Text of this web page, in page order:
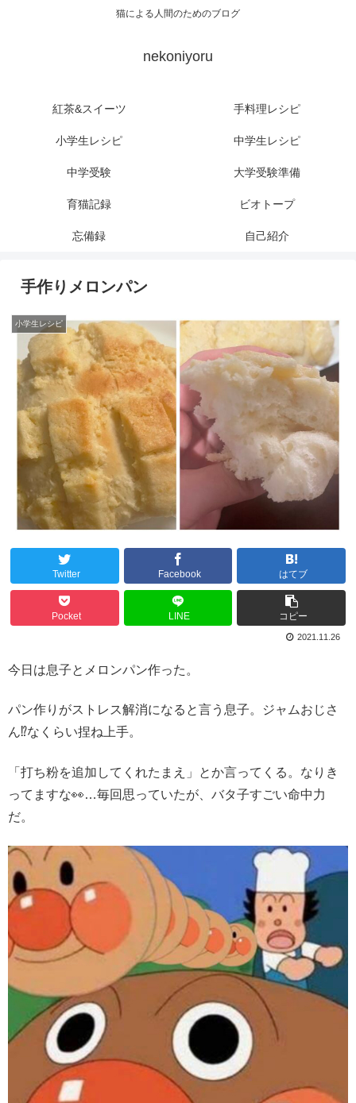
猫による人間のためのブログ
nekoniyoru
紅茶&スイーツ 手料理レシピ
小学生レシピ 中学生レシピ
中学受験 大学受験準備
育猫記録 ビオトープ
忘備録 自己紹介
手作りメロンパン
小学生レシピ
Twitter Facebook はてブ
Pocket LINE コピー
2021.11.26
今日は息子とメロンパン作った。
パン作りがストレス解消になると言う息子。ジャムおじさ
ん⁉️なくらい捏ね上手。
「打ち粉を追加してくれたまえ」とか言ってくる。なりき
ってますな👀…毎回思っていたが、バタ子すごい命中力
だ。